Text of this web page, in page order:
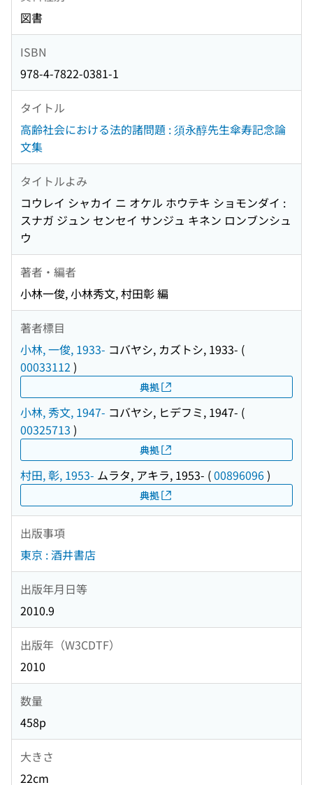
図書
ISBN
978-4-7822-0381-1
タイトル
高齢社会における法的諸問題 : 須永醇先生傘寿記念論
文集
タイトルよみ
コウレイ シャカイ ニ オケル ホウテキ ショモンダイ :
スナガ ジュン センセイ サンジュ キネン ロンブンシュ
ウ
著者・編者
小林一俊, 小林秀文, 村田彰 編
著者標目
小林, 一俊, 1933- コバヤシ, カズトシ, 1933- (
00033112 )
典拠
小林, 秀文, 1947- コバヤシ, ヒデフミ, 1947- (
00325713 )
典拠
村田, 彰, 1953- ムラタ, アキラ, 1953- (00896096)
典拠
出版事項
東京 : 酒井書店
出版年月日等
2010.9
出版年（W3CDTF）
2010
数量
458p
大きさ
22cm